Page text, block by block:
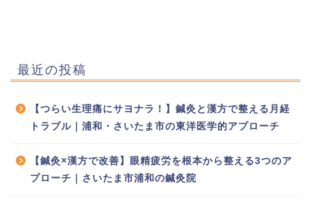
最近の投稿
【つらい生理痛にサヨナラ！】鍼灸と漢方で整える月経
トラブル｜浦和・さいたま市の東洋医学的アプローチ
【鍼灸×漢方で改善】眼精疲労を根本から整える3つのア
プローチ｜さいたま市浦和の鍼灸院